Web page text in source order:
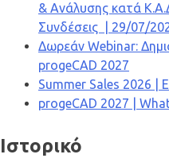
& Ανάλυσης κατά
Συνδέσεις | 29/07/
Δωρεάν Webinar:
progeCAD 2027
Summer Sales 2026 |
progeCAD 2027 |
Ιστορικό